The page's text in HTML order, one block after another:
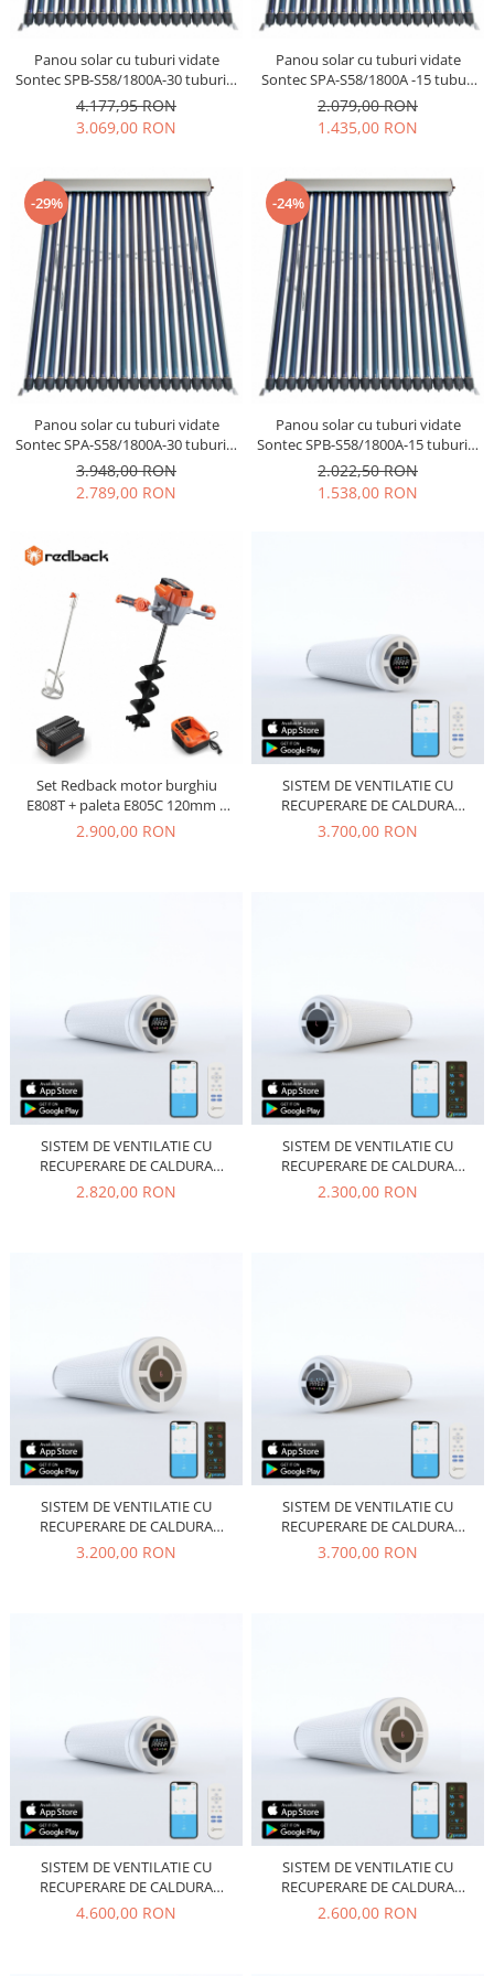
Panou solar cu tuburi vidate
Sontec SPB-S58/1800A-30 tuburi +
rama montaj
4.177,95 RON
3.069,00 RON
Panou solar cu tuburi vidate
Sontec SPA-S58/1800A -15 tuburi
+ rama montaj
2.079,00 RON
1.435,00 RON
-29%
Panou solar cu tuburi vidate
Sontec SPA-S58/1800A-30 tuburi +
rama montaj
3.948,00 RON
2.789,00 RON
-24%
Panou solar cu tuburi vidate
Sontec SPB-S58/1800A-15 tuburi +
rama montaj
2.022,50 RON
1.538,00 RON
Set Redback motor burghiu
E808T + paleta E805C 120mm +
burghiu E806C 150x800mm + ac
2.900,00 RON
SISTEM DE VENTILATIE CU
RECUPERARE DE CALDURA
PRANA 150 PREMIUM PLUS
3.700,00 RON
SISTEM DE VENTILATIE CU
RECUPERARE DE CALDURA
PRANA 150 PREMIUM
2.820,00 RON
SISTEM DE VENTILATIE CU
RECUPERARE DE CALDURA
PRANA 150
2.300,00 RON
SISTEM DE VENTILATIE CU
RECUPERARE DE CALDURA
PRANA 200C
3.200,00 RON
SISTEM DE VENTILATIE CU
RECUPERARE DE CALDURA
PRANA 200C PREMIUM
3.700,00 RON
SISTEM DE VENTILATIE CU
RECUPERARE DE CALDURA
PRANA 200C PREMIUM PLUS
4.600,00 RON
SISTEM DE VENTILATIE CU
RECUPERARE DE CALDURA
PRANA 200G
2.600,00 RON